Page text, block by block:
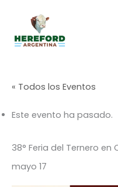
contenido
« Todos los Eventos
Este evento ha pasado.
38° Feria del Ternero en
mayo 17